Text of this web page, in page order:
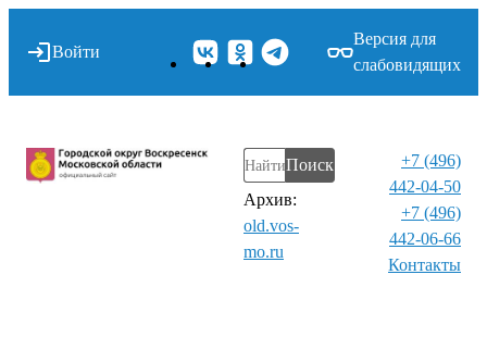
Войти
Версия для
слабовидящих
Поиск
Архив:
old.vos-
mo.ru
+7 (496)
442-04-50
+7 (496)
442-06-66
Контакты⁠